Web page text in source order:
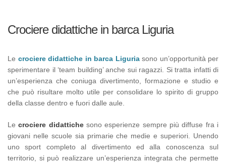
Crociere didattiche in barca Liguria
Le crociere didattiche in barca Liguriasono un’opportunità per
sperimentare il ‘team building’ anche sui ragazzi. Si tratta infatti di
un’esperienza che coniuga divertimento, formazione e studio e
che può risultare molto utile per consolidare lo spirito di gruppo
della classe dentro e fuori dalle aule.
Lecrociere didattichesono esperienze sempre più diffuse fra i
giovani nelle scuole sia primarie che medie e superiori. Unendo
uno sport completo al divertimento ed alla conoscenza sul
territorio, si può realizzare un’esperienza integrata che permette